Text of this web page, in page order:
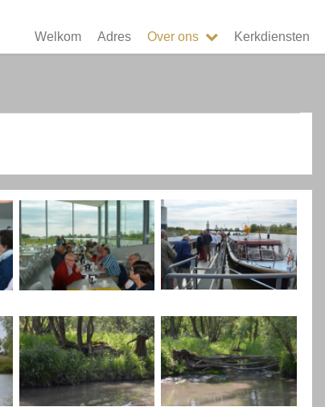
Welkom Adres Over ons Kerkdiensten